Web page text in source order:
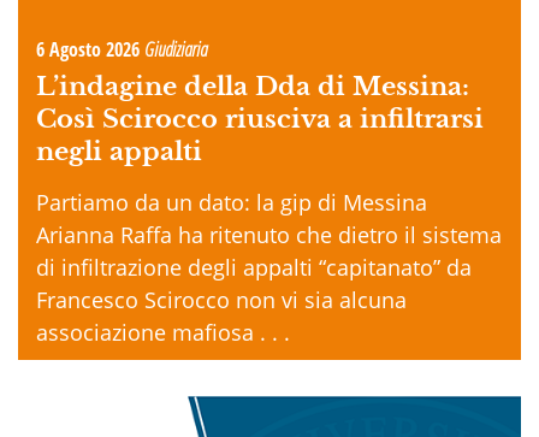
6 Agosto 2026 Giudiziaria
L’indagine della Dda di Messina:
Così Scirocco riusciva a infiltrarsi
negli appalti
Partiamo da un dato: la gip di Messina
Arianna Raffa ha ritenuto che dietro il sistema
di infiltrazione degli appalti “capitanato” da
Francesco Scirocco non vi sia alcuna
associazione mafiosa . . .